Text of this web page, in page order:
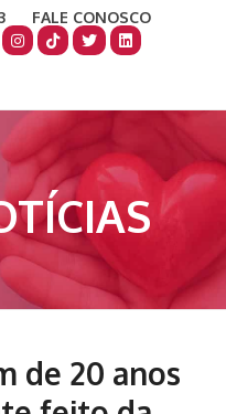
FALE CONOSCO
de 20 anos